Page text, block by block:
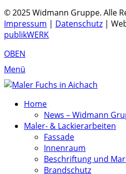
© 2025 Widmann Gruppe. Alle
Impressum | Datenschutz |
publikWERK
OBEN
Menü
Home
News – Widmann
Maler- & Lackierarbeiten
Fassade
Innenraum
Beschriftung und
Brandschutz